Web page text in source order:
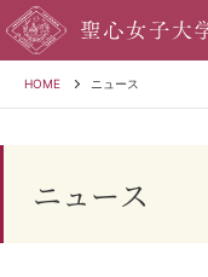
HOME ニュース
ニュース